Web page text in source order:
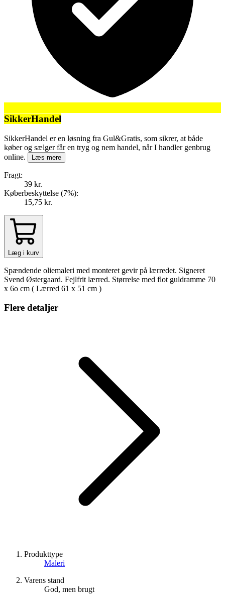
SikkerHandel
SikkerHandel er en løsning fra Gul&Gratis, som sikrer, at både
køber og sælger får en tryg og nem handel, når I handler genbrug
online.
Læs mere
Fragt:
39 kr.
Køberbeskyttelse (7%):
15,75 kr.
Læg i kurv
Spændende oliemaleri med monteret gevir på lærredet. Signeret
Svend Østergaard. Fejlfrit lærred. Størrelse med flot guldramme 70
x 6o cm ( Lærred 61 x 51 cm )
Flere detaljer
Produkttype
Maleri
Varens stand
God, men brugt